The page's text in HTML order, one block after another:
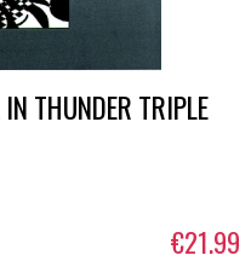
THUNDER TRIPLE
€21.99